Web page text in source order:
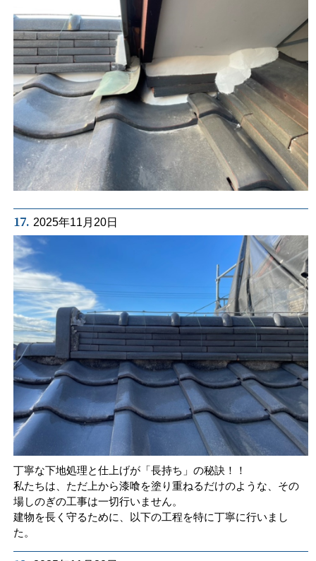
17. 2025年11月20日
丁寧な下地処理と仕上げが「長持ち」の秘訣！！
私たちは、ただ上から漆喰を塗り重ねるだけのような、その
場しのぎの工事は一切行いません。
建物を長く守るために、以下の工程を特に丁寧に行いまし
た。